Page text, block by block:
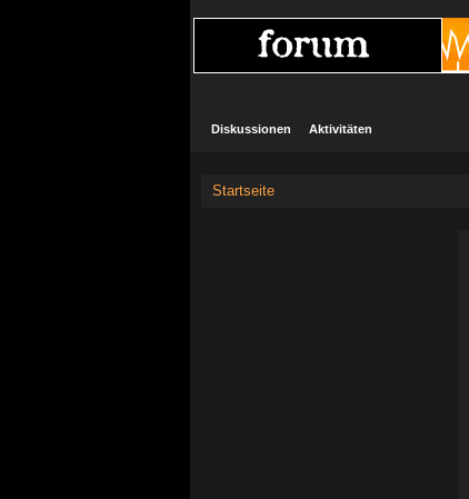
Diskussionen Aktivitäten
Startseite